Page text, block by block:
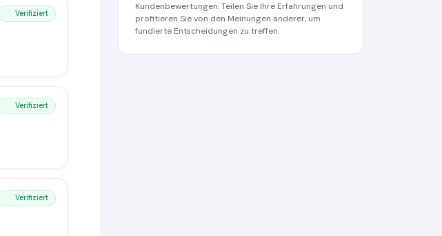
Verifiziert
Verifiziert
Verifiziert
Kundenbewertungen. Teilen Sie Ihre Erfahrungen und
profitieren Sie von den Meinungen anderer, um
fundierte Entscheidungen zu treffen.